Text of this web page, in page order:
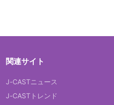
関連サイト
J-CASTニュース
J-CASTトレンド